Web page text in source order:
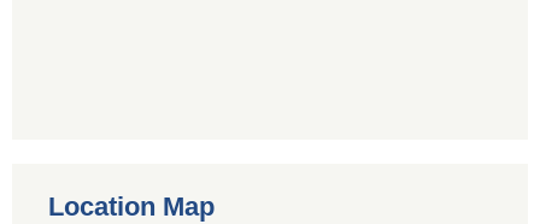
Location Map